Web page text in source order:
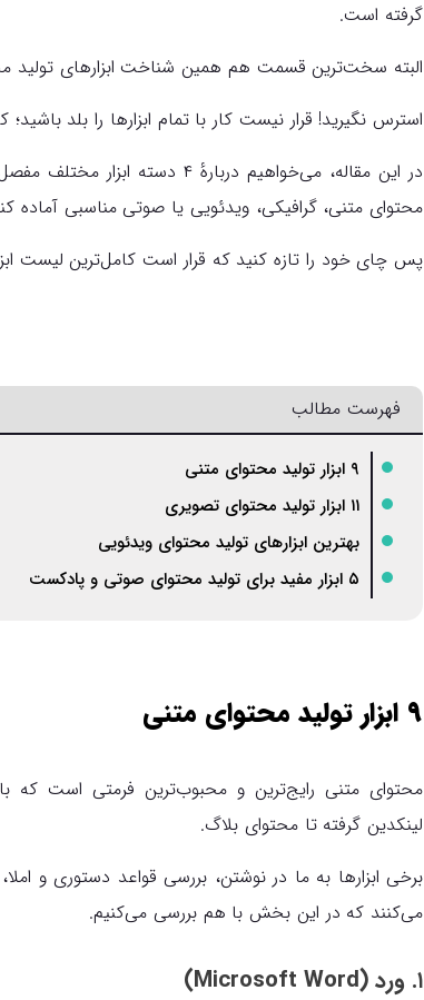
گرفته است.
البته سخت‌ترین قسمت هم همین شناخت ابزارهای تولید
استرس نگیرید! قرار نیست کار با تمام ابزارها را بلد
در این مقاله، می‌خواهیم دربارهٔ
محتوای متنی، گرافیکی، ویدئویی یا صوتی مناسبی آماده
پس چای خود را تازه کنید که قرار است کامل‌ترین لیست
فهرست مطالب
۹ ابزار تولید محتوای متنی
۱۱ ابزار تولید محتوای تصویری
بهترین ابزارهای تولید محتوای ویدئویی
۵ ابزار مفید برای تولید محتوای صوتی و پادکست
۹ ابزار تولید محتوای متنی
محتوای متنی رایج‌ترین و محبوب‌ترین فرمتی است که
لینکدین گرفته تا محتوای بلاگ.
برخی ابزارها به ما در نوشتن، بررسی قواعد دستوری و
می‌کنند که در این بخش با هم بررسی می‌کنیم.
۱. ورد (Microsoft Word)